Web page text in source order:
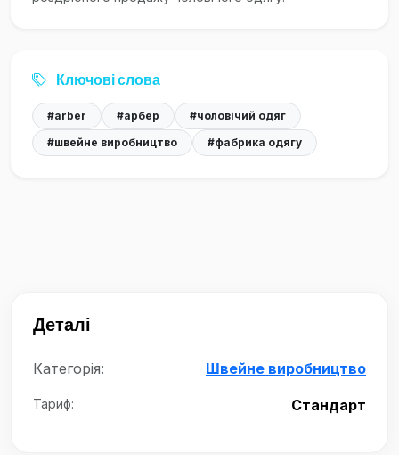
Ключові слова
#arber #арбер
#чоловічий одяг
#швейне виробництво
#фабрика одягу
Деталі
Категорія: Швейне виробництво
Тариф: Стандарт